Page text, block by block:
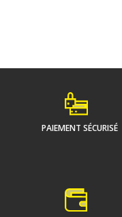
PAIEMENT SÉCURISÉ